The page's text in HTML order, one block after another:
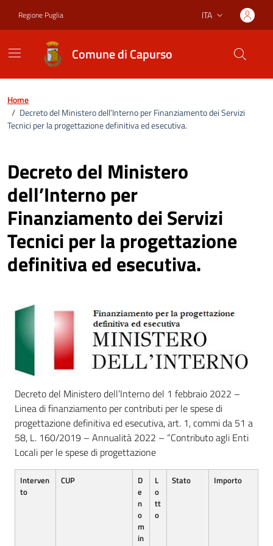
Regione Puglia Lingua attiva:
ITA
Comune di Capurso
Home
/ Decreto del Ministero dell’Interno per Finanziamento dei Servizi
Tecnici per la progettazione definitiva ed esecutiva.
Decreto del Ministero
dell’Interno per
Finanziamento dei Servizi
Tecnici per la progettazione
definitiva ed esecutiva.
Decreto del Ministero dell’Interno del 1 febbraio 2022 –
Linea di finanziamento per contributi per le spese di
progettazione definitiva ed esecutiva, art. 1, commi da 51 a
58, L. 160/2019 – Annualità 2022 – “Contributo agli Enti
Locali per le spese di progettazione
Interven
to
CUP
D
e
n
o
m
in
L
o
tt
o
Stato Importo